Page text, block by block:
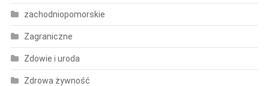
zachodniopomorskie
Zagraniczne
Zdowie i uroda
Zdrowa żywność